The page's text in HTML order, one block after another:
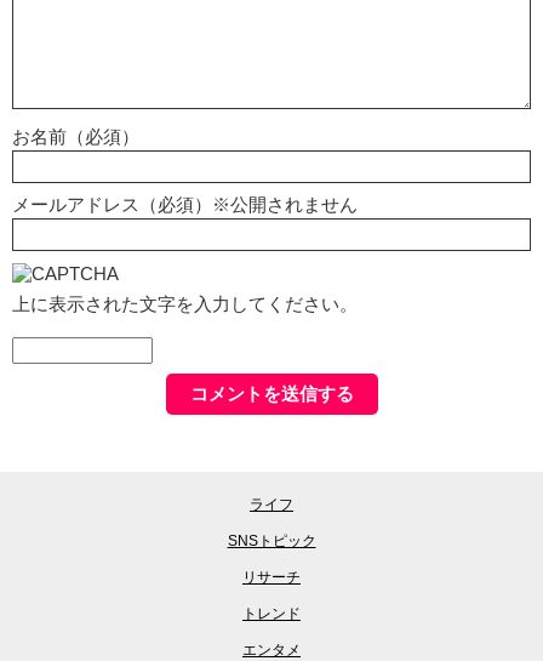
お名前（必須）
メールアドレス（必須）※公開されません
上に表示された文字を入力してください。
ライフ
SNSトピック
リサーチ
トレンド
エンタメ